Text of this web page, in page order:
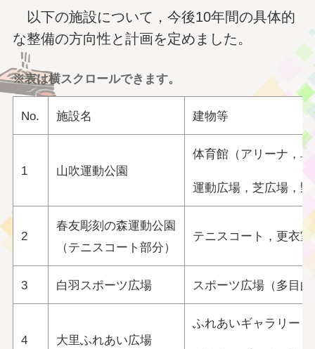
以下の施設について，今後10年間の具体的
な整備の方向性と計画を定めました。
※表は横スクロールできます。
No. 施設名 建物等
1 山吹運動公園
体育館（アリーナ，
運動広場，芝広場，
2
春友彫刻の森運動公園
（テニスコート部分）
テニスコート，更衣室
3 白羽スポーツ広場 スポーツ広場（多目
4 大里ふれあい広場
ふれあいギャラリー